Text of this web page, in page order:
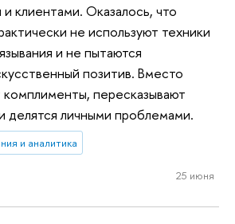
клиентами. Оказалось, что
не используют техники
и не пытаются
позитив. Вместо
пересказывают
делятся личными проблемами.
и аналитика
25 июня